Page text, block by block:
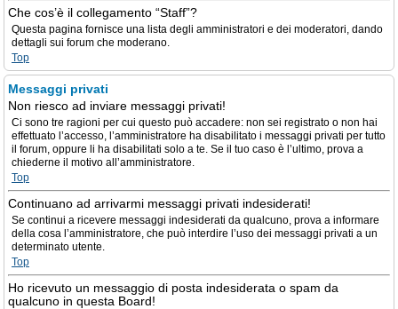
Che cos’è il collegamento “Staff”?
Questa pagina fornisce una lista degli amministratori e dei moderatori, dando
dettagli sui forum che moderano.
Top
Messaggi privati
Non riesco ad inviare messaggi privati!
Ci sono tre ragioni per cui questo può accadere: non sei registrato o non hai
effettuato l’accesso, l’amministratore ha disabilitato i messaggi privati per tutto
il forum, oppure li ha disabilitati solo a te. Se il tuo caso è l’ultimo, prova a
chiederne il motivo all’amministratore.
Top
Continuano ad arrivarmi messaggi privati indesiderati!
Se continui a ricevere messaggi indesiderati da qualcuno, prova a informare
della cosa l’amministratore, che può interdire l’uso dei messaggi privati a un
determinato utente.
Top
Ho ricevuto un messaggio di posta indesiderata o spam da
qualcuno in questa Board!